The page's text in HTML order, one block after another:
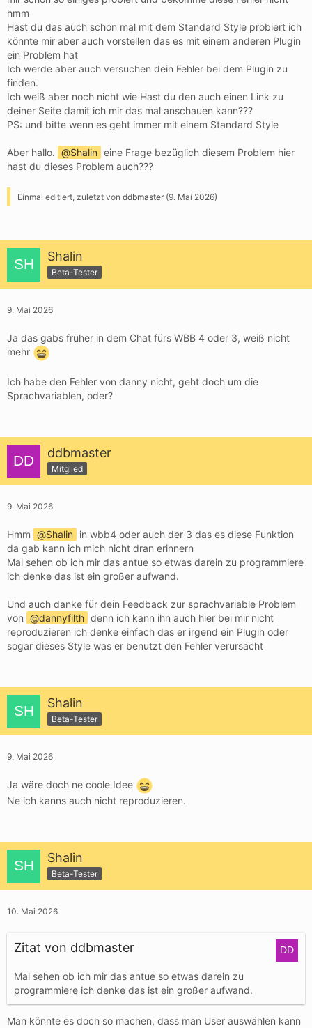
hmm
Hast du das auch schon mal mit dem Standard Style probiert ich
könnte mir aber auch vorstellen das es mit einem anderen Plugin
ein Problem hat
Ich werde aber auch versuchen dein Fehler bei dem Plugin zu
finden.
Ich weiß aber noch nicht wie Hast du den auch einen Link zu
deiner Seite damit ich mir das mal anschauen kann???
PS: und bitte wenn es geht immer mit einem Standard Style
Aber hallo. Shalin eine Frage bezüglich diesem Problem hier
hast du dieses Problem auch???
Einmal editiert, zuletzt von ddbmaster (9. Mai 2026)
Shalin
Beta-Tester
9. Mai 2026
Ja das gabs früher in dem Chat fürs WBB 4 oder 3, weiß nicht
mehr
Ich habe den Fehler von danny nicht, geht doch um die
Sprachvariablen, oder?
ddbmaster
Mitglied
9. Mai 2026
Hmm Shalin
in wbb4 oder auch der 3 das es diese Funktion
da gab kann ich mich nicht dran erinnern
Mal sehen ob ich mir das antue so etwas darein zu programmiere
ich denke das ist ein großer aufwand.
Und auch danke für dein Feedback zur sprachvariable Problem
von
dannyfilth denn ich kann ihn auch hier bei mir nicht
reproduzieren ich denke einfach das er irgend ein Plugin oder
sogar dieses Style was er benutzt den Fehler verursacht
Shalin
Beta-Tester
9. Mai 2026
Ja wäre doch ne coole Idee
Ne ich kanns auch nicht reproduzieren.
Shalin
Beta-Tester
10. Mai 2026
Zitat von ddbmaster
Mal sehen ob ich mir das antue so etwas darein zu
programmiere ich denke das ist ein großer aufwand.
Man könnte es doch so machen, dass man User auswählen kann